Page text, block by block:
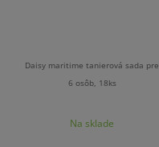
Daisy maritime tanierová sada pre
6 osôb, 18ks
Na sklade